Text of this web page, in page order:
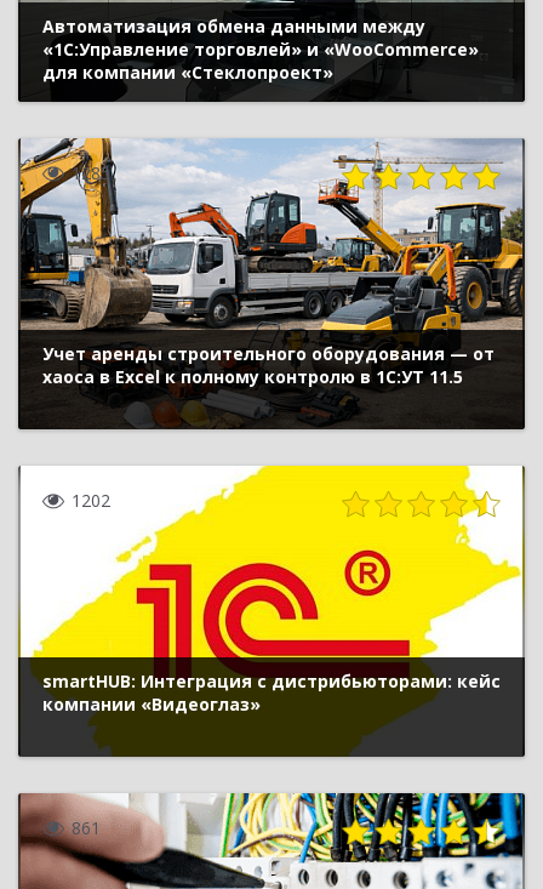
Автоматизация обмена данными между
«1С:Управление торговлей» и «WooCommerce»
для компании «Стеклопроект»
1285
Учет аренды строительного оборудования — от
хаоса в Excel к полному контролю в 1С:УТ 11.5
1202
smartHUB: Интеграция с дистрибьюторами: кейс
компании «Видеоглаз»
861